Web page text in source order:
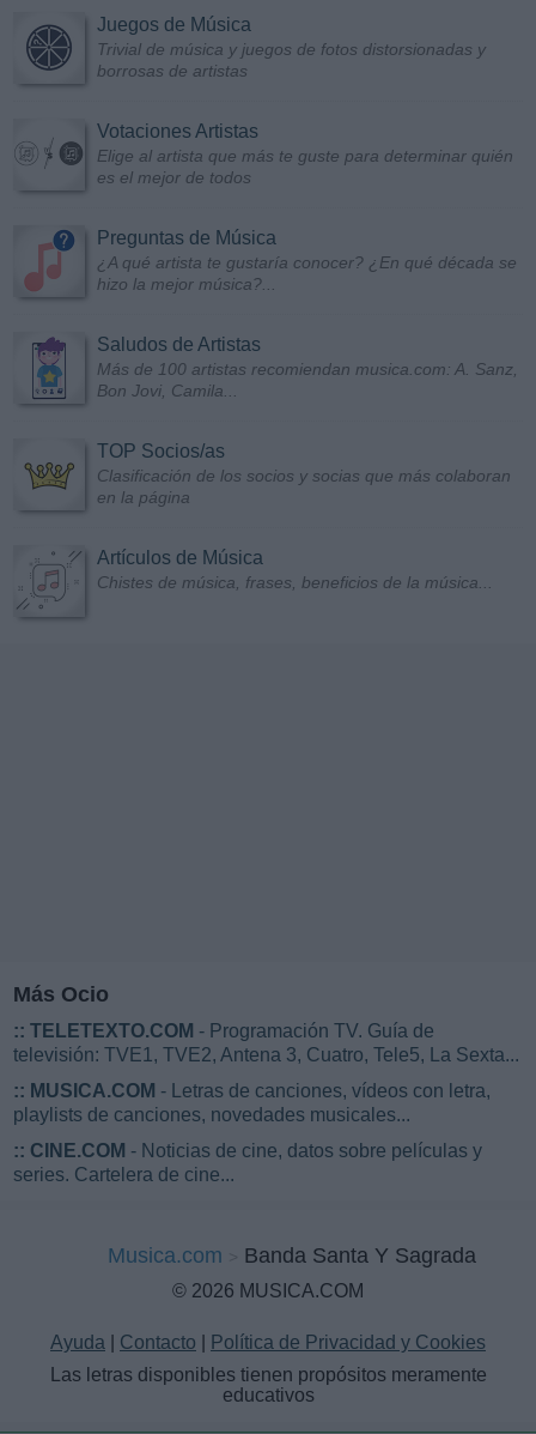
Juegos de Música
Trivial de música y juegos de fotos distorsionadas y
borrosas de artistas
Votaciones Artistas
Elige al artista que más te guste para determinar quién
es el mejor de todos
Preguntas de Música
¿A qué artista te gustaría conocer? ¿En qué década se
hizo la mejor música?...
Saludos de Artistas
Más de 100 artistas recomiendan musica.com: A. Sanz,
Bon Jovi, Camila...
TOP Socios/as
Clasificación de los socios y socias que más colaboran
en la página
Artículos de Música
Chistes de música, frases, beneficios de la música...
Más Ocio
:: TELETEXTO.COM - Programación TV. Guía de
televisión: TVE1, TVE2, Antena 3, Cuatro, Tele5, La Sexta...
:: MUSICA.COM - Letras de canciones, vídeos con letra,
playlists de canciones, novedades musicales...
:: CINE.COM - Noticias de cine, datos sobre películas y
series. Cartelera de cine...
Musica.com Banda Santa Y Sagrada
© 2026 MUSICA.COM
Ayuda Contacto
Política de Privacidad y Cookies
Las letras disponibles tienen propósitos meramente
educativos